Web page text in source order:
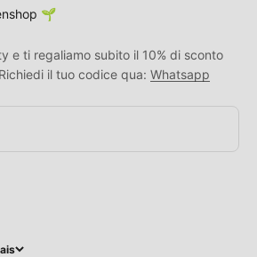
🌱
e ti regaliamo subito il 10% di sconto
il tuo codice qua: Whatsapp